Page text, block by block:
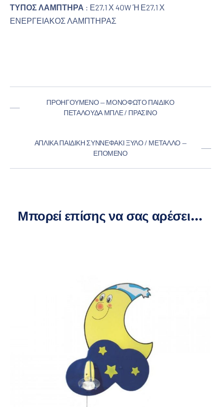
ΤΥΠΟΣ ΛΑΜΠΤΗΡΑ : Ε27,1 Χ 40W Ή Ε27,1 Χ
ΕΝΕΡΓΕΙΑΚΟΣ ΛΑΜΠΤΗΡΑΣ
ΠΡΟΗΓΟΎΜΕΝΟ — ΜΟΝΌΦΩΤΟ ΠΑΙΔΙΚΌ
ΠΕΤΑΛΟΎΔΑ ΜΠΛΕ / ΠΡΆΣΙΝΟ
ΑΠΛΊΚΑ ΠΑΙΔΙΚΉ ΣΥΝΝΕΦΆΚΙ ΞΎΛΟ / ΜΈΤΑΛΛΟ —
ΕΠΌΜΕΝΟ
Μπορεί επίσης να σας αρέσει…